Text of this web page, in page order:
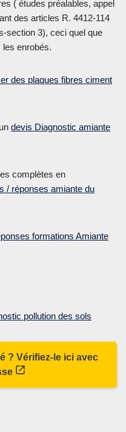
( études préalables, appel
des articles R. 4412-114
section 3), ceci quel que
les enrobés.
des plaques fibres ciment
devis Diagnostic amiante
complètes en
/ réponses amiante du
formations Amiante
pollution des sols
? Vérifiez-le ici avec